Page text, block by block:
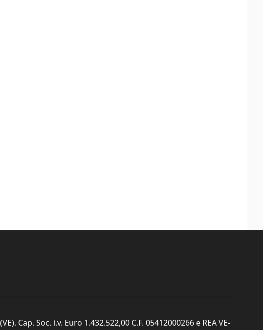
Cap. Soc. i.v. Euro 1.432.522,00 C.F. 05412000266 e REA VE-